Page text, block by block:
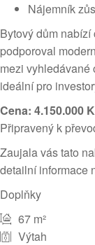
Nájemník
Bytový dům
podporoval
mezi vyhledávané
ideální pro
Cena: 4.150.000
Připravený k
Zaujala vás tato
detailní informace
Doplňky
67 m²
Výtah